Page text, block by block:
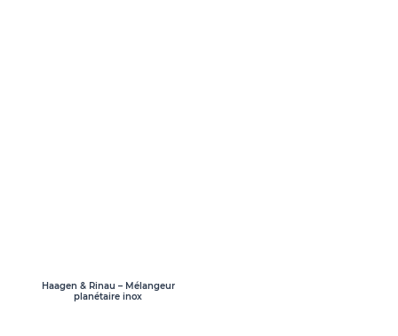
Haagen & Rinau – Mélangeur
planétaire inox